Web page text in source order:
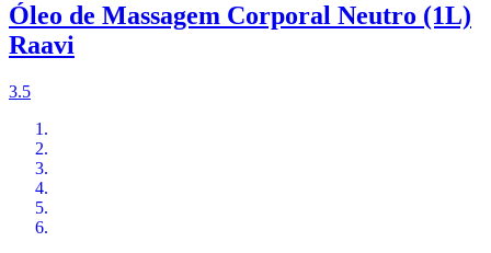
Óleo de Massagem Corporal Neutro (1L)
Raavi
3.5